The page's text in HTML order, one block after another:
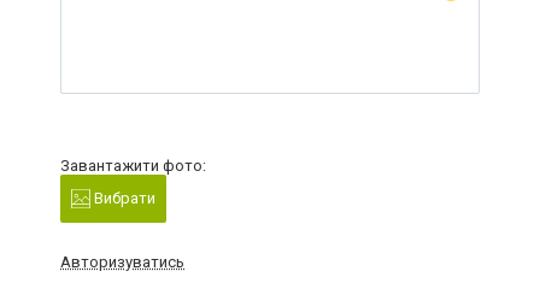
Завантажити фото:
Вибрати
Авторизуватись